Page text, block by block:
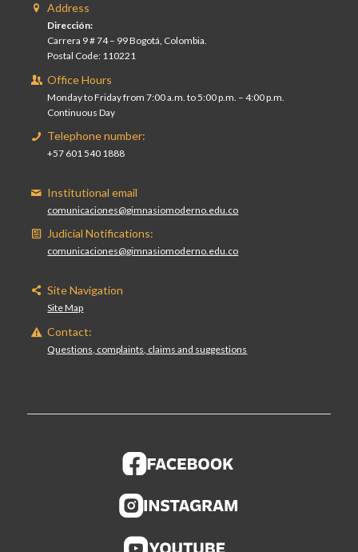
Address
Dirección:
Carrera 9 # 74 – 99 Bogotá, Colombia.
Postal Code: 110221
Office Hours
Monday to Friday from 7:00 a.m. to 5:00 p.m. – 4:00 p.m.
Continuous Day
Telephone number:
+57 601 540 1888
Institutional email
comunicaciones@gimnasiomoderno.edu.co
Judicial Notifications:
comunicaciones@gimnasiomoderno.edu.co
Site Navigation
Site Map
Contact:
Questions, complaints, claims and suggestions